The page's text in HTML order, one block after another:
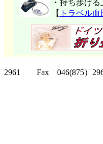
・持ち歩け
【 トラベル血
2961 Fax 046(875）